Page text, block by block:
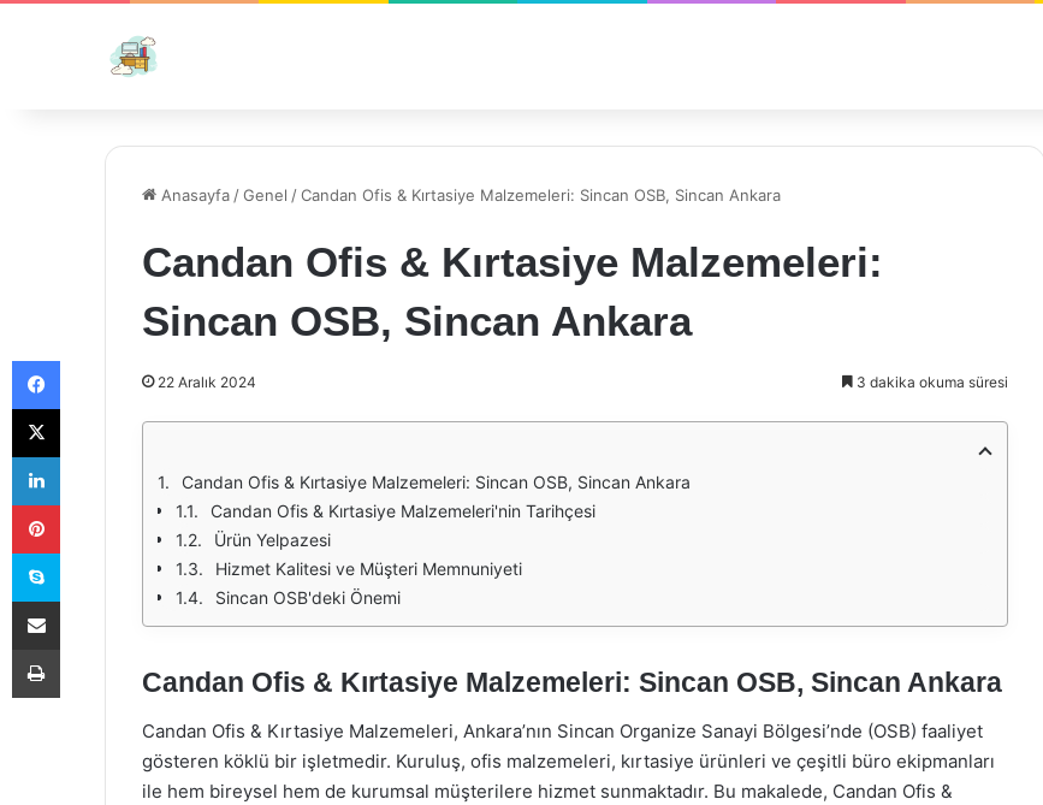
Anasayfa /Genel /Candan Ofis & Kırtasiye Malzemeleri: Sincan OSB, Sincan Ankara
Candan Ofis & Kırtasiye Malzemeleri:
Sincan OSB, Sincan Ankara
22 Aralık 2024 3 dakika okuma süresi
Candan Ofis & Kırtasiye Malzemeleri: Sincan OSB, Sincan Ankara
Candan Ofis & Kırtasiye Malzemeleri'nin Tarihçesi
Ürün Yelpazesi
Hizmet Kalitesi ve Müşteri Memnuniyeti
Sincan OSB'deki Önemi
Candan Ofis & Kırtasiye Malzemeleri: Sincan OSB, Sincan Ankara
Candan Ofis & Kırtasiye Malzemeleri, Ankara’nın Sincan Organize Sanayi Bölgesi’nde (OSB) faaliyet
gösteren köklü bir işletmedir. Kuruluş, ofis malzemeleri, kırtasiye ürünleri ve çeşitli büro ekipmanları
ile hem bireysel hem de kurumsal müşterilere hizmet sunmaktadır. Bu makalede, Candan Ofis &
Facebook
X
LinkedIn
Pinterest
Skype
E-Posta ile paylaş